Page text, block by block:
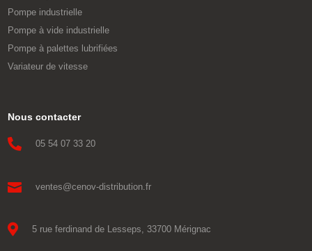
Pompe industrielle
Pompe à vide industrielle
Pompe à palettes lubrifiées
Variateur de vitesse
Nous contacter
 05 54 07 33 20
 ventes@cenov-distribution.fr
 5 rue ferdinand de Lesseps, 33700 Mérignac